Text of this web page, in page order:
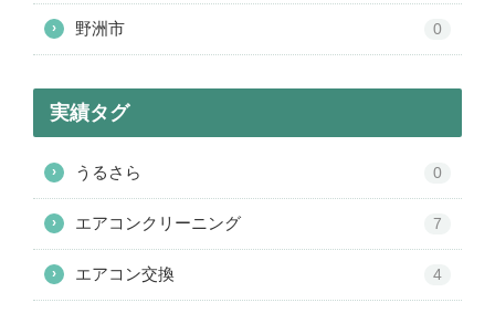
› 野洲市 0
実績タグ
› うるさら 0
› エアコンクリーニング 7
› エアコン交換 4